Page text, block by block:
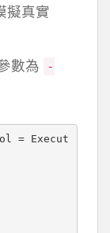
擬真實
數為
-
= Execut